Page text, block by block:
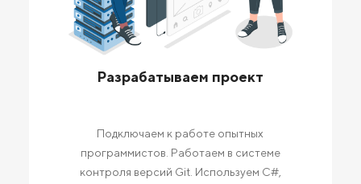
Разрабатываем проект
Подключаем к работе опытных
программистов. Работаем в системе
контроля версий Git. Используем C#,